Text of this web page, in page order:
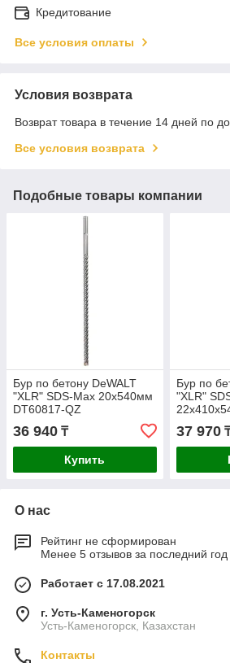
Кредитование
Все условия оплаты
Условия возврата
Возврат товара в течение 14 дней по
Все условия возврата
Подобные товары компании
Бур по бетону DeWALT
"XLR" SDS-Max 20х540мм
DT60817-QZ
36 940 ₸
Купить
Бур по
"XLR"
37 970
О нас
Рейтинг не сформирован
Менее 5 отзывов за последний год
Работает с 17.08.2021
г. Усть-Каменогорск
Усть-Каменогорск, Казахстан
Контакты